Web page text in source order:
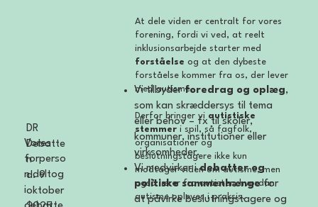
At dele viden er centralt for vores
forening, fordi vi ved, at reelt
inklusionsarbejde starter med
forståelse og at den dybeste
forståelse kommer fra os, der lever
med autisme.
Derfor bringer vi autistiske
stemmer i spil, så fagfolk,
organisationer og
beslutningstagere ikke kun
modtager viden om autisme, men
også lærer fra autister, hvordan
autisme opleves i praksis.
Vi tilbyderforedrag og oplæg,
som kan skræddersys til tema
eller behov – fx til skoler,
kommuner, institutioner eller
virksomheder.
Vi medvirker idebatter og
politiske sammenhængefor
at påvirke beslutningstagere og
DR
Debatte
n
d. 9
oktober
Vores
forperso
n deltog
i